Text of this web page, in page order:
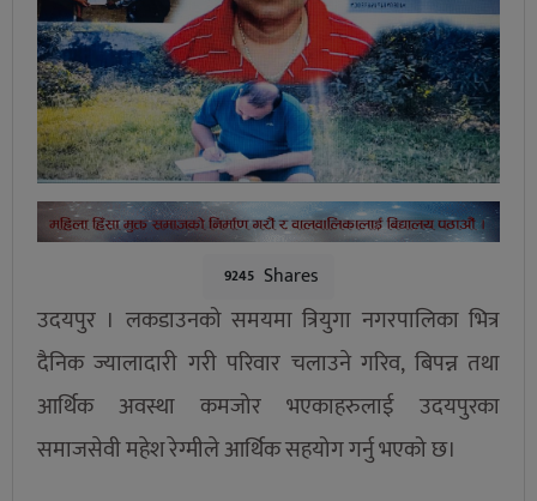
9245 Shares
उदयपुर । लकडाउनको समयमा त्रियुगा नगरपालिका भित्र
दैनिक ज्यालादारी गरी परिवार चलाउने गरिव, बिपन्न तथा
आर्थिक अवस्था कमजोर भएकाहरुलाई उदयपुरका
समाजसेवी महेश रेग्मीले आर्थिक सहयोग गर्नु भएको छ।